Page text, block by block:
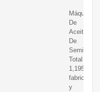
Máquina
De
Aceite
De
Semillas
Total
1,195
fabricantes
y